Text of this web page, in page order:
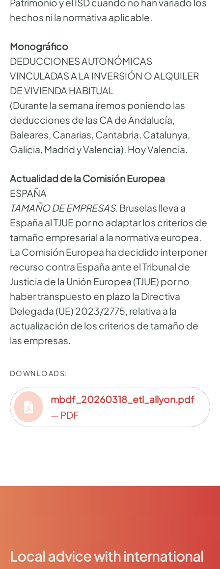
Patrimonio y el ISD cuando no han variado los
hechos ni la normativa aplicable.
Monográfico
DEDUCCIONES AUTONÓMICAS
VINCULADAS A LA INVERSIÓN O ALQUILER
DE VIVIENDA HABITUAL
(Durante la semana iremos poniendo las
deducciones de las CA de Andalucía,
Baleares, Canarias, Cantabria, Catalunya,
Galicia, Madrid y Valencia). Hoy Valencia.
Actualidad de la Comisión Europea
ESPAÑA
TAMAÑO DE EMPRESAS. Bruselas lleva a
España al TJUE por no adaptar los criterios de
tamaño empresarial a la normativa europea.
La Comisión Europea ha decidido interponer
recurso contra España ante el Tribunal de
Justicia de la Unión Europea (TJUE) por no
haber transpuesto en plazo la Directiva
Delegada (UE) 2023/2775, relativa a la
actualización de los criterios de tamaño de
las empresas.
DOWNLOADS:
mbdf_20260318_etl_allyon.pdf
— PDF
Local advice with international